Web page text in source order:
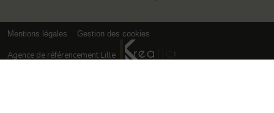
Mentions légales Gestion des cookies
Agence de référencement Lille